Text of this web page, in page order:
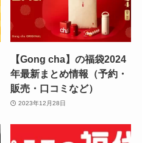
【Gong cha】の福袋2024
年最新まとめ情報（予約・
販売・口コミなど）
2023年12月28日